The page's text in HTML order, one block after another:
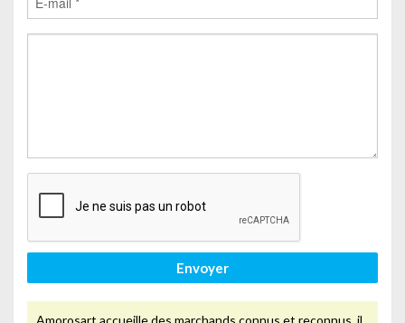
Envoyer